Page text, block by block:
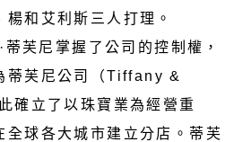
楊和艾利斯三人打理。
芙尼掌握了公司的控制權，
蒂芙尼公司（Tiffany &
確立了以珠寶業為經營重
全球各大城市建立分店。蒂芙